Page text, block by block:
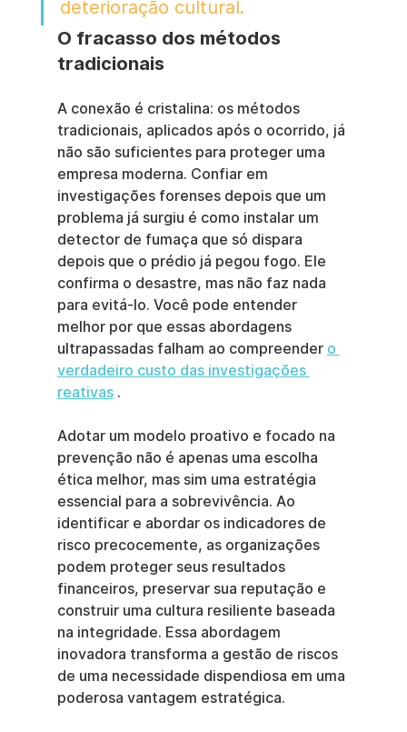
deterioração cultural.
O fracasso dos métodos
tradicionais
A conexão é cristalina: os métodos
tradicionais, aplicados após o ocorrido, já
não são suficientes para proteger uma
empresa moderna. Confiar em
investigações forenses depois que um
problema já surgiu é como instalar um
detector de fumaça que só dispara
depois que o prédio já pegou fogo. Ele
confirma o desastre, mas não faz nada
para evitá-lo. Você pode entender
melhor por que essas abordagens
ultrapassadas falham ao compreender o
verdadeiro custo das investigações
reativas .
Adotar um modelo proativo e focado na
prevenção não é apenas uma escolha
ética melhor, mas sim uma estratégia
essencial para a sobrevivência. Ao
identificar e abordar os indicadores de
risco precocemente, as organizações
podem proteger seus resultados
financeiros, preservar sua reputação e
construir uma cultura resiliente baseada
na integridade. Essa abordagem
inovadora transforma a gestão de riscos
de uma necessidade dispendiosa em uma
poderosa vantagem estratégica.